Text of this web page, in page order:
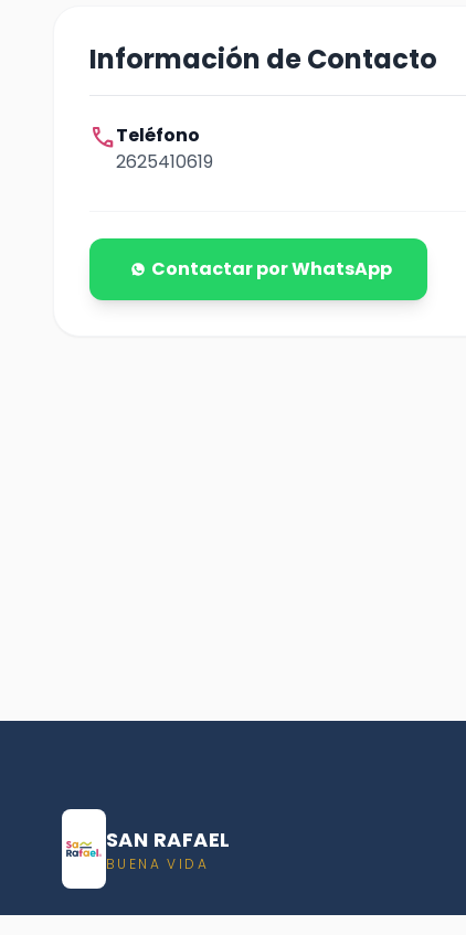
Información de Contacto
callTeléfono
2625410619
Contactar por WhatsApp
SAN RAFAEL
BUENA VIDA